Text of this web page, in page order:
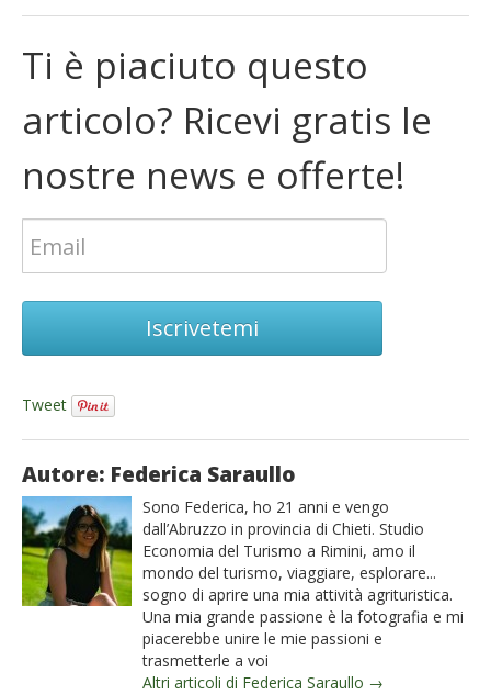
Ti è piaciuto questo
articolo? Ricevi gratis le
nostre news e offerte!
Iscrivetemi
Tweet
Autore: Federica Saraullo
Sono Federica, ho 21 anni e vengo
dall’Abruzzo in provincia di Chieti. Studio
Economia del Turismo a Rimini, amo il
mondo del turismo, viaggiare, esplorare...
sogno di aprire una mia attività agrituristica.
Una mia grande passione è la fotografia e mi
piacerebbe unire le mie passioni e
trasmetterle a voi
Altri articoli di Federica Saraullo →